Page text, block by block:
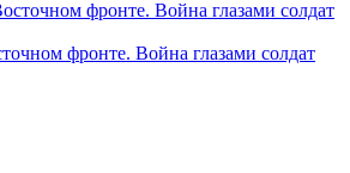
фронте. Война глазами солдат